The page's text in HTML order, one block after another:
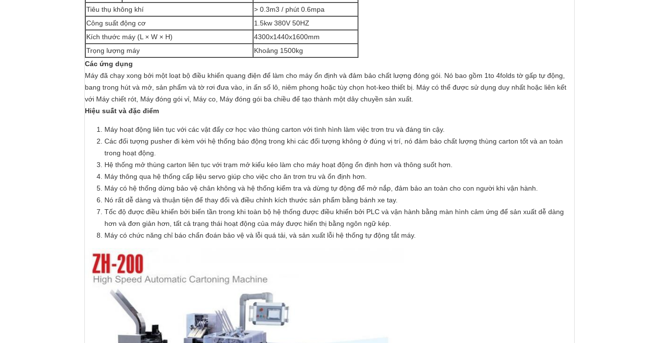
Tiêu thụ không khí
> 0.3m3 / phút 0.6mpa
Công suất động cơ
1.5kw 380V 50HZ
Kích thước máy (L × W × H)
4300x1440x1600mm
Trọng lượng máy
Khoảng 1500kg
Các ứng dụng
Máy đã chạy xong bởi một loạt bộ điều khiển quang điện để làm cho máy ổn định và đảm bảo chất lượng đóng gói. Nó bao gồm 1to 4folds tờ gấp tự động,
bang trong hút và mở, sản phẩm và tờ rơi đưa vào, in ấn số lô, niêm phong hoặc tùy chọn hot-keo thiết bị. Máy có thể được sử dụng duy nhất hoặc liên kết
với Máy chiết rót, Máy đóng gói vỉ, Máy co, Máy đóng gói ba chiều để tạo thành một dây chuyền sản xuất.
Hiệu suất và đặc điểm
Máy hoạt động liên tục với các vật đẩy cơ học vào thùng carton với tình hình làm việc trơn tru và đáng tin cậy.
Các đối tượng pusher đi kèm với hệ thống báo động trong khi các đối tượng không ở đúng vị trí, nó đảm bảo chất lượng thùng carton tốt và an toàn
trong hoạt động.
Hệ thống mở thùng carton liên tục với trạm mở kiểu kéo làm cho máy hoạt động ổn định hơn và thông suốt hơn.
Máy thông qua hệ thống cấp liệu servo giúp cho việc cho ăn trơn tru và ổn định hơn.
Máy có hệ thống dừng bảo vệ chân không và hệ thống kiểm tra và dừng tự động để mở nắp, đảm bảo an toàn cho con người khi vận hành.
Nó rất dễ dàng và thuận tiện để thay đổi và điều chỉnh kích thước sản phẩm bằng bánh xe tay.
Tốc độ được điều khiển bởi biến tần trong khi toàn bộ hệ thống được điều khiển bởi PLC và vận hành bằng màn hình cảm ứng để sản xuất dễ dàng
hơn và đơn giản hơn, tất cả trạng thái hoạt động của máy được hiển thị bằng ngôn ngữ kép.
Máy có chức năng chỉ báo chẩn đoán bảo vệ và lỗi quá tải, và sản xuất lỗi hệ thống tự động tắt máy.